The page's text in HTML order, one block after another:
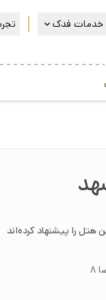
خدمات فدک
هتل را پیشنهاد کرده‌اند
۸